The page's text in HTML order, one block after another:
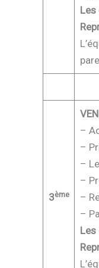
Les
3ème
–
–
–
–
–
–
Les